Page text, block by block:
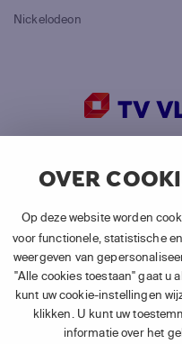
OVER
Op deze website worden
voor functionele, statistische
weergeven van
"Alle cookies toestaan" gaat u
kunt uw cookie-instellingen
klikken. U kunt uw
informatie over het
Nickelodeon
Alle
Maatschappelijke zetel:
Luxembourg